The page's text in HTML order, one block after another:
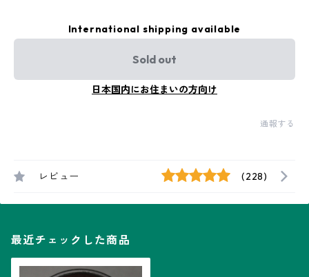
International shipping available
Sold out
日本国内にお住まいの方向け
通報する
レビュー (228)
最近チェックした商品